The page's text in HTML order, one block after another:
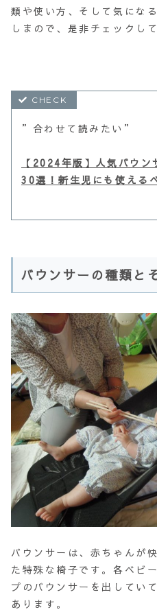
類や使い方、そして気にな
しまので、是非チェックし
”合わせて読みたい”
【2024年版】人気バウ
30選！新生児にも使える
バウンサーの種類と
バウンサーは、赤ちゃんが
た特殊な椅子です。各ベビ
プのバウンサーを出してい
あります。